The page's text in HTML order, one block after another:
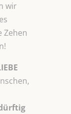
wir
Zehen